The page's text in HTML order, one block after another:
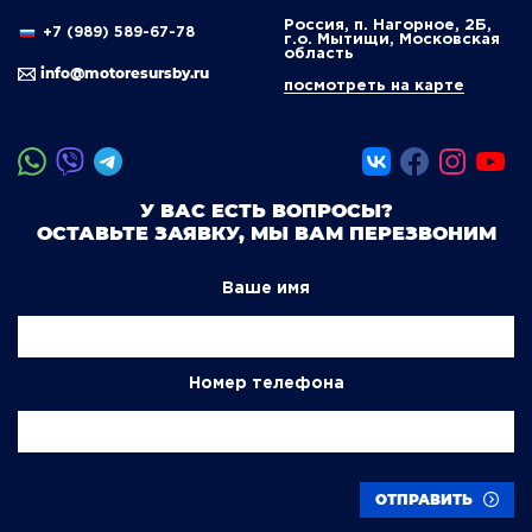
+7 (989) 589-67-78
info@motoresursby.ru
Россия, п. Нагорное, 2Б,
г.о. Мытищи, Московская
область
посмотреть на карте
У ВАС ЕСТЬ ВОПРОСЫ?
ОСТАВЬТЕ ЗАЯВКУ, МЫ ВАМ ПЕРЕЗВОНИМ
Ваше имя
Номер телефона
ОТПРАВИТЬ